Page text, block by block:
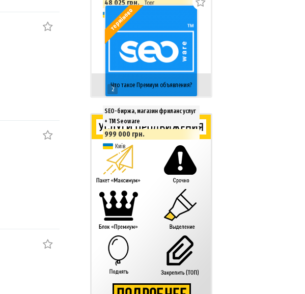
48 025 грн.
Торг
доставка из г.Київ
терміново
2
SEO-биржа, магазин фриланс услуг
+ ТМ Seoware
999 000 грн.
Київ
Что такое Премиум объявления?